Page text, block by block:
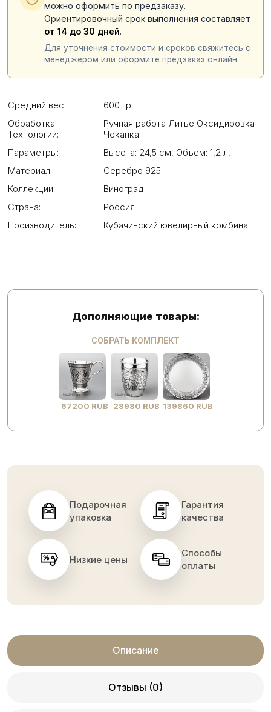
можно оформить по предзаказу.
Ориентировочный срок выполнения составляет
от 14 до 30 дней.
Для уточнения стоимости и сроков свяжитесь с
менеджером или оформите предзаказ онлайн.
Средний вес:
600 гр.
Обработка.
Технологии:
Ручная работа Литье Оксидировка
Чеканка
Параметры:
Высота: 24,5 см, Объем: 1,2 л,
Материал:
Серебро 925
Коллекции:
Виноград
Страна:
Россия
Производитель:
Кубачинский ювелирный комбинат
Дополняющие товары:
СОБРАТЬ КОМПЛЕКТ
67200 RUB 28980 RUB 139860 RUB
Подарочная
упаковка
Гарантия
качества
Низкие цены
Способы
оплаты
Описание
Отзывы (0)